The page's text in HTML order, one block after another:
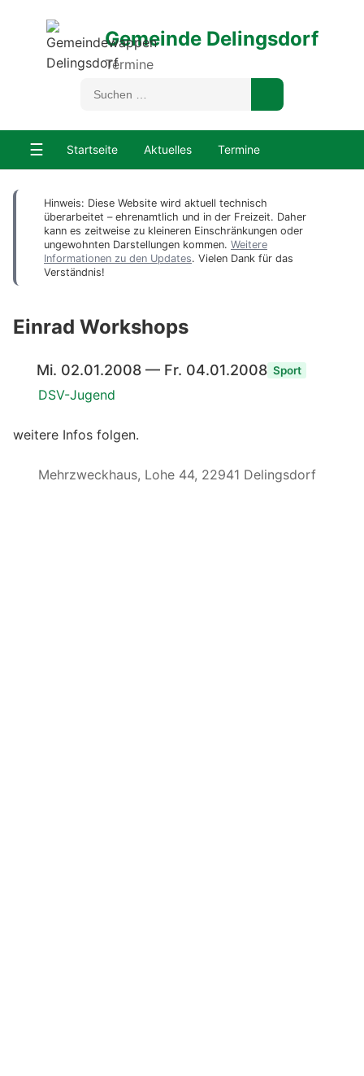
Gemeinde Delingsdorf
Termine
☰ Startseite Aktuelles Termine
Hinweis: Diese Website wird aktuell technisch
überarbeitet – ehrenamtlich und in der Freizeit. Daher
kann es zeitweise zu kleineren Einschränkungen oder
ungewohnten Darstellungen kommen. Weitere
Informationen zu den Updates. Vielen Dank für das
Verständnis!
Einrad Workshops
Mi. 02.01.2008 — Fr. 04.01.2008 Sport
DSV-Jugend
weitere Infos folgen.
Mehrzweckhaus, Lohe 44, 22941 Delingsdorf